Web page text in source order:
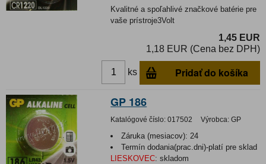
Kvalitné a spoľahlivé značkové batérie pre
vaše prístroje3Volt
1,45 EUR
1,18 EUR (Cena bez DPH)
ks Pridať do košíka
GP 186
Katalógové číslo: 017502 Výrobca: GP
Záruka (mesiacov): 24
Termín dodania(prac.dni)-platí pre sklad
LIESKOVEC: skladom